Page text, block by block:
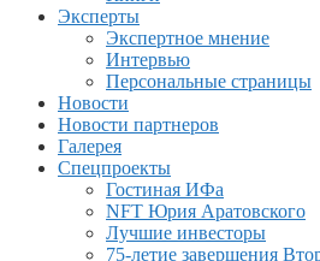
Эксперты
Экспертное мнение
Интервью
Персональные страницы
Новости
Новости партнеров
Галерея
Спецпроекты
Гостиная ИФа
NFT Юрия Аратовского
Лучшие инвесторы
75-летие завершения